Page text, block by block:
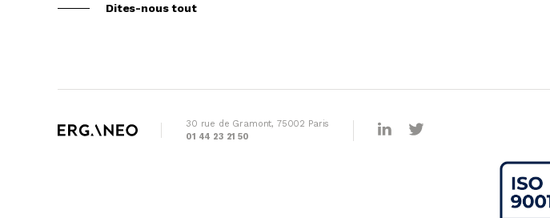
Dites-nous tout
30 rue de Gramont, 75002 Paris
01 44 23 21 50